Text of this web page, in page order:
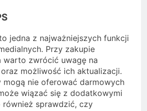
jedna z najważniejszych funkcji
Przy zakupie
warto zwrócić uwagę na
możliwość ich aktualizacji.
mogą nie oferować darmowych
wiązać się z dodatkowymi
również sprawdzić, czy